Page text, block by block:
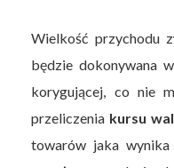
Wielkość przychodu
będzie dokonywana
korygującej, co nie
przeliczenia kursu
towarów jaka